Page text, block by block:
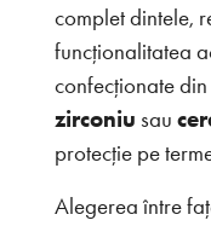
complet dintele,
funcționalitatea
confecționate
zirconiu sau
protecție pe
Alegerea între